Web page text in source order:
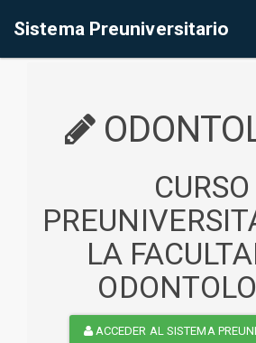
Sistema Preuniversitario
CURSO
LA
ACCEDER AL SISTEMA